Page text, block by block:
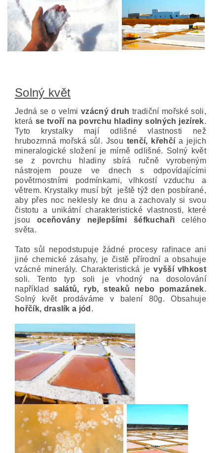
Solný květ
Jedná se o velmi vzácný druh tradiční mořské soli,
která se tvoří na povrchu hladiny solných jezírek.
Tyto krystalky mají odlišné vlastnosti než
hrubozrnná mořská sůl. Jsou tenčí, křehčí a jejich
mineralogické složení je mírně odlišné. Solný květ
se z povrchu hladiny sbírá ručně vyrobeným
nástrojem pouze ve dnech s odpovídajícími
povětrnostními podmínkami, vlhkostí vzduchu a
větrem. Krystalky musí být ještě týž den posbírané,
aby přes noc neklesly ke dnu a zachovaly si svou
čistotu a unikátní charakteristické vlastnosti, které
jsouoceňovány nejlepšími šéfkuchaři celého
světa.
Tato sůl nepodstupuje žádné procesy rafinace ani
jiné chemické zásahy, je čistě přírodní a obsahuje
vzácné minerály. Charakteristická jevyšší vlhkost
soli. Tento typ soli je vhodný na dosolování
například salátů, ryb, steaků nebo pomazánek.
Solný květ prodáváme v balení 80g. Obsahuje
hořčík, draslík a jód .